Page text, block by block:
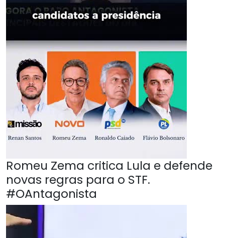
Romeu Zema critica Lula e defende
novas regras para o STF.
#OAntagonista